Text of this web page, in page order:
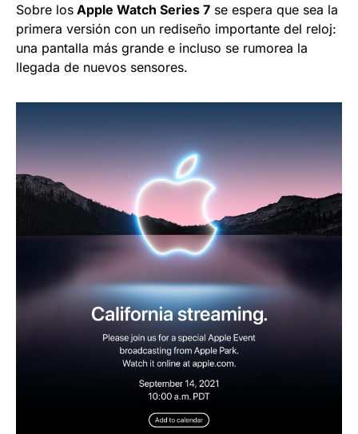
Sobre los Apple Watch Series 7 se espera que sea la
primera versión con un rediseño importante del reloj:
una pantalla más grande e incluso se rumorea la
llegada de nuevos sensores.